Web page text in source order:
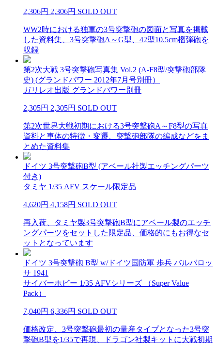
2,306円 2,306円 SOLD OUT
WW2時における独軍の3号突撃砲の図面と写真を掲載
した資料集、3号突撃砲A～G型、42型10.5cm榴弾砲を
収録
第2次大戦 3号突撃砲写真集 Vol.2 (A-F8型/突撃砲部隊
史) (グランドパワー 2012年7月号別冊）
ガリレオ出版 グランドパワー別冊
2,305円 2,305円 SOLD OUT
第2次世界大戦初期における3号突撃砲A～F8型の写真
資料と車体の特徴・変遷、突撃砲部隊の編成などをま
とめた資料集
ドイツ 3号突撃砲B型 (アベール社製エッチングパーツ
付き)
タミヤ 1/35 AFV スケール限定品
4,620円 4,158円 SOLD OUT
再入荷、タミヤ製3号突撃砲B型にアベール製のエッチ
ングパーツをセットした限定品、価格的にもお得なセ
ットとなっています
ドイツ 3号突撃砲 B型 w/ドイツ国防軍 歩兵 バルバロッ
サ 1941
サイバーホビー 1/35 AFVシリーズ （Super Value
Pack）
7,040円 6,336円 SOLD OUT
価格改定、3号突撃砲最初の量産タイプとなった3号突
撃砲B型を1/35で再現、ドラゴン社製キットに大戦初期